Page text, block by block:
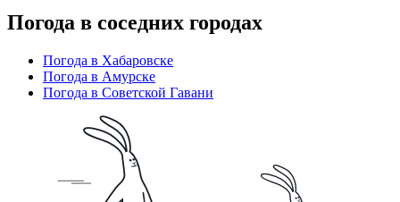
Погода в соседних городах
Погода в Хабаровске
Погода в Амурске
Погода в Советской Гавани